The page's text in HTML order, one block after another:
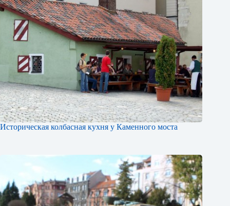
Историческая колбасная кухня у Каменного моста